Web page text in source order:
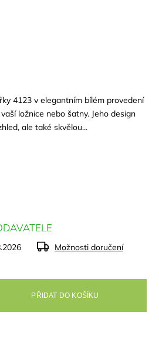
4123 v elegantním bílém provedení
ložnice nebo šatny. Jeho design
ale také skvělou...
Možnosti doručení
PŘIDAT DO KOŠÍKU